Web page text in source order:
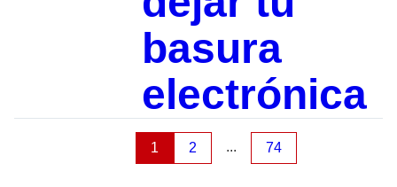
basura
electrónica
1 2 ... 74